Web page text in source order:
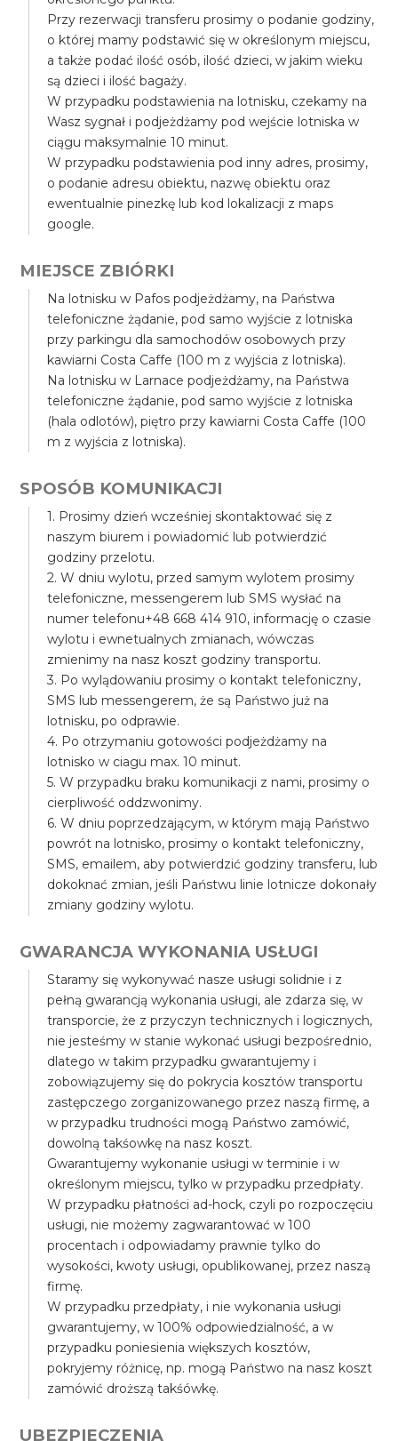
Przy rezerwacji transferu prosimy o podanie godziny,
o której mamy podstawić się w określonym miejscu,
a także podać ilość osób, ilość dzieci, w jakim wieku
są dzieci i ilość bagaży.
W przypadku podstawienia na lotnisku, czekamy na
Wasz sygnał i podjeżdżamy pod wejście lotniska w
ciągu maksymalnie 10 minut.
W przypadku podstawienia pod inny adres, prosimy,
o podanie adresu obiektu, nazwę obiektu oraz
ewentualnie pinezkę lub kod lokalizacji z maps
google.
MIEJSCE ZBIÓRKI
Na lotnisku w Pafos podjeżdżamy, na Państwa
telefoniczne żądanie, pod samo wyjście z lotniska
przy parkingu dla samochodów osobowych przy
kawiarni Costa Caffe (100 m z wyjścia z lotniska).
Na lotnisku w Larnace podjeżdżamy, na Państwa
telefoniczne żądanie, pod samo wyjście z lotniska
(hala odlotów), piętro przy kawiarni Costa Caffe (100
m z wyjścia z lotniska).
SPOSÓB KOMUNIKACJI
1. Prosimy dzień wcześniej skontaktować się z
naszym biurem i powiadomić lub potwierdzić
godziny przelotu.
2. W dniu wylotu, przed samym wylotem prosimy
telefoniczne, messengerem lub SMS wysłać na
numer telefonu+48 668 414 910, informację o czasie
wylotu i ewnetualnych zmianach, wówczas
zmienimy na nasz koszt godziny transportu.
3. Po wylądowaniu prosimy o kontakt telefoniczny,
SMS lub messengerem, że są Państwo już na
lotnisku, po odprawie.
4. Po otrzymaniu gotowości podjeżdżamy na
lotnisko w ciagu max. 10 minut.
5. W przypadku braku komunikacji z nami, prosimy o
cierpliwość oddzwonimy.
6. W dniu poprzedzającym, w którym mają Państwo
powrót na lotnisko, prosimy o kontakt telefoniczny,
SMS, emailem, aby potwierdzić godziny transferu, lub
dokoknać zmian, jeśli Państwu linie lotnicze dokonały
zmiany godziny wylotu.
GWARANCJA WYKONANIA USŁUGI
Staramy się wykonywać nasze usługi solidnie i z
pełną gwarancją wykonania usługi, ale zdarza się, w
transporcie, że z przyczyn technicznych i logicznych,
nie jesteśmy w stanie wykonać usługi bezpośrednio,
dlatego w takim przypadku gwarantujemy i
zobowiązujemy się do pokrycia kosztów transportu
zastępczego zorganizowanego przez naszą firmę, a
w przypadku trudności mogą Państwo zamówić,
dowolną takśowkę na nasz koszt.
Gwarantujemy wykonanie usługi w terminie i w
określonym miejscu, tylko w przypadku przedpłaty.
W przypadku płatności ad-hock, czyli po rozpoczęciu
usługi, nie możemy zagwarantować w 100
procentach i odpowiadamy prawnie tylko do
wysokości, kwoty usługi, opublikowanej, przez naszą
firmę.
W przypadku przedpłaty, i nie wykonania usługi
gwarantujemy, w 100% odpowiedzialność, a w
przypadku poniesienia większych kosztów,
pokryjemy różnicę, np. mogą Państwo na nasz koszt
zamówić droższą takśówkę.
UBEZPIECZENIA